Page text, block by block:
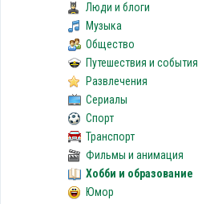
Люди и блоги
Музыка
Общество
Путешествия и события
Развлечения
Сериалы
Спорт
Транспорт
Фильмы и анимация
Хобби и образование
Юмор